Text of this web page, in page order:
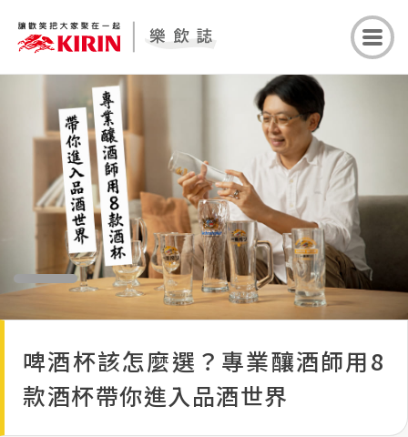
啤酒杯該怎麼選？專業釀酒師用8
款酒杯帶你進入品酒世界